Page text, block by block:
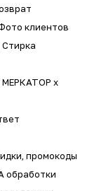
клиентов
МЕРКАТОР x
промокоды